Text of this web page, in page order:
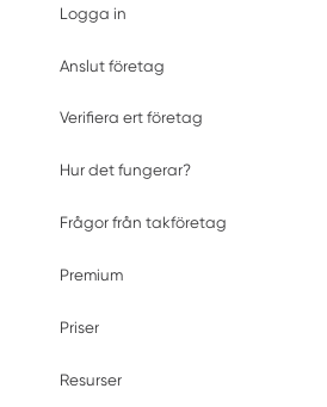
Logga in
Anslut företag
Verifiera ert företag
Hur det fungerar?
Frågor från takföretag
Premium
Priser
Resurser